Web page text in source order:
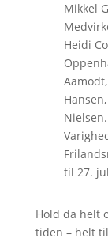
Mikkel
Heidi
til 27.
Hold da helt
tiden – helt